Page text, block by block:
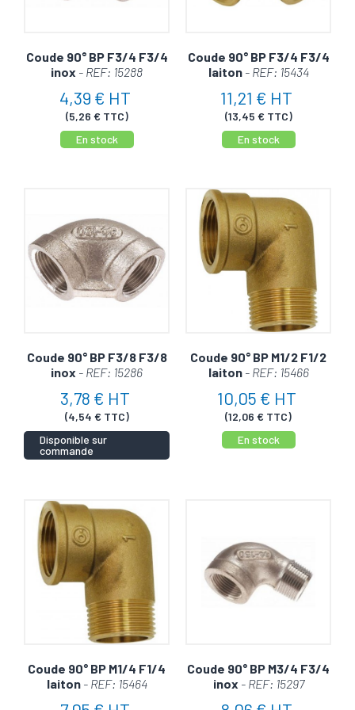
Coude 90° BP F3/4 F3/4
inox - REF: 15288
4,39 € HT
(5,26 € TTC)
En stock
Coude 90° BP F3/4 F3/4
laiton - REF: 15434
11,21 € HT
(13,45 € TTC)
En stock
Coude 90° BP F3/8 F3/8
inox - REF: 15286
3,78 € HT
(4,54 € TTC)
Disponible sur
commande
Coude 90° BP M1/2 F1/2
laiton - REF: 15466
10,05 € HT
(12,06 € TTC)
En stock
Coude 90° BP M1/4 F1/4
laiton - REF: 15464
Coude 90° BP M3/4 F3/4
inox - REF: 15297